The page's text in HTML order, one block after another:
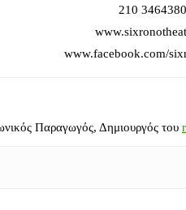
210 3464380
www.facebook.com/
Παραγωγός, Δημιουργός του